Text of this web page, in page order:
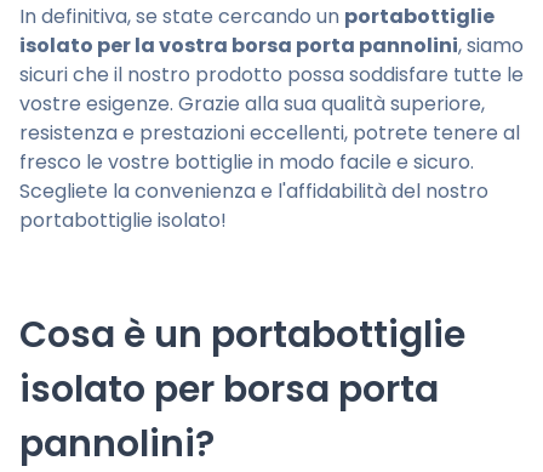
In definitiva, se state cercando un portabottiglie
isolato per la vostra borsa porta pannolini, siamo
sicuri che il nostro prodotto possa soddisfare tutte le
vostre esigenze. Grazie alla sua qualità superiore,
resistenza e prestazioni eccellenti, potrete tenere al
fresco le vostre bottiglie in modo facile e sicuro.
Scegliete la convenienza e l'affidabilità del nostro
portabottiglie isolato!
Cosa è un portabottiglie
isolato per borsa porta
pannolini?